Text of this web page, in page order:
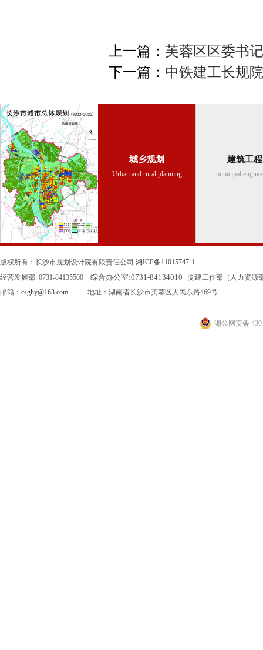
上一篇： 芙蓉区区委书
下一篇： 中铁建工长规
城乡规划
Urban and rural planning
建筑工程
municipal
版权所有：长沙市规划设计院有限责任公司 湘ICP备11015747-1
经营发展部: 0731-84135500 综合办公室:0731-84134010
党建工作部（人力资源
邮箱： csghy@163.com 地址：湖南省长沙市芙蓉区人民东路469号
湘公网安备